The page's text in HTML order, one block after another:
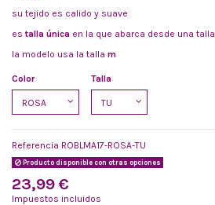
su tejido es calido y suave
estalla única en la que abarca desde una talla
la modelo usa la talla m
Color Talla
Referencia ROBLMA17-ROSA-TU
Producto disponible con otras opciones
23,99 €
Impuestos incluidos